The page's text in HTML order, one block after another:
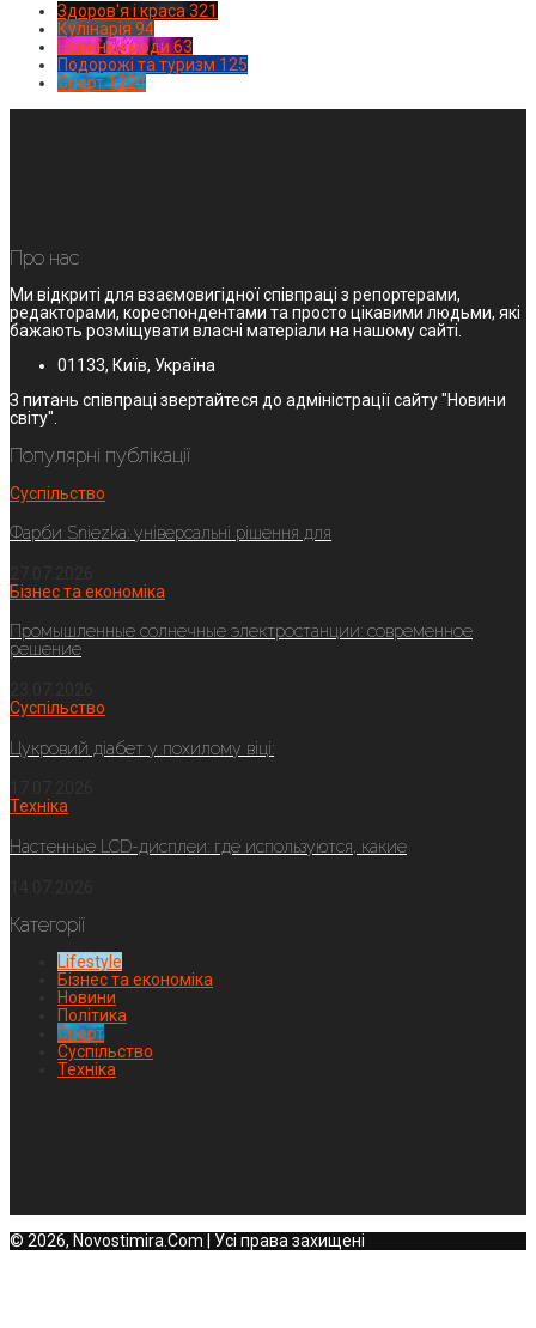
Здоров'я і краса 321
Кулінарія 94
Новинки моди 63
Подорожі та туризм 125
Спорт1224
Про нас
Ми відкриті для взаємовигідної співпраці з репортерами,
редакторами, кореспондентами та просто цікавими людьми, які
бажають розміщувати власні матеріали на нашому сайті.
01133, Київ, Україна
З питань співпраці звертайтеся до адміністрації сайту "Новини
світу".
Популярні публікації
Суспільство
Фарби Sniezka: універсальні рішення для
Бізнес та економіка
Промышленные солнечные электростанции: современное
решение
Суспільство
Цукровий діабет у похилому віці:
Техніка
Настенные LCD-дисплеи: где используются, какие
Категорії
Lifestyle
Бізнес та економіка
Новини
Політика
Спорт
Суспільство
Техніка
© 2026, Novostimira.Com | Усі права захищені